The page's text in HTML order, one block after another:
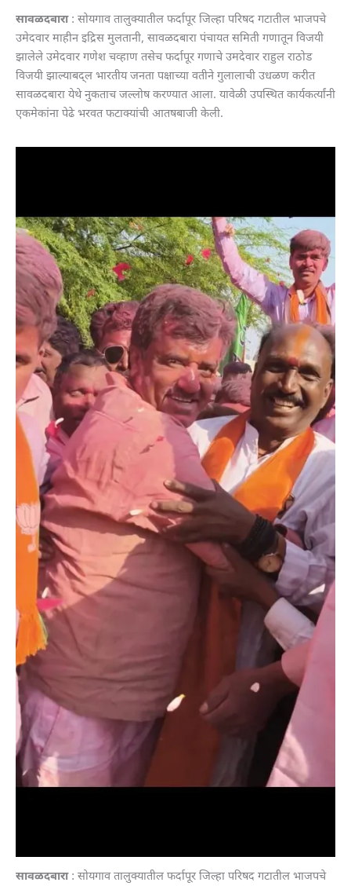
सावळदबारा: सोयगाव तालुक्यातील फर्दापूर जिल्हा परिषद गटातील भाजपचे
उमेदवार माहीन इद्रिस मुलतानी, सावळदबारा पंचायत समिती गणातून विजयी
झालेले उमेदवार गणेश चव्हाण तसेच फर्दापूर गणाचे उमदेवार राहुल राठोड
विजयी झाल्याबद्ल भारतीय जनता पक्षाच्या वतीने गुलालाची उधळण करीत
सावळदबारा येथे नुकताच जल्लोष करण्यात आला. यावेळी उपस्थित कार्यकर्त्यांनी
एकमेकांना पेढे भरवत फटाक्यांची आतषबाजी केली.
सावळदबारा: सोयगाव तालुक्यातील फर्दापूर जिल्हा परिषद गटातील भाजपचे